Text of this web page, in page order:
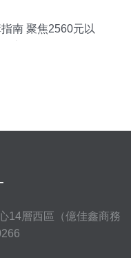
南 聚焦2560元以
14層西區（億佳鑫商務